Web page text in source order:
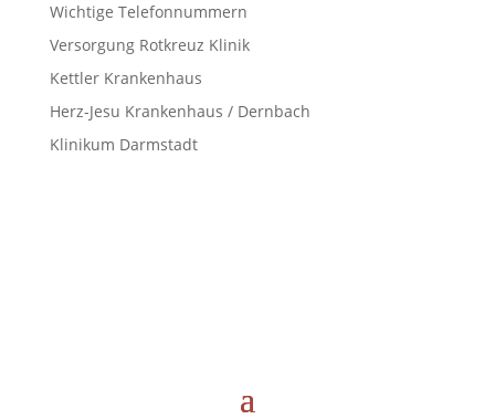
Wichtige Telefonnummern
Versorgung Rotkreuz Klinik
Kettler Krankenhaus
Herz-Jesu Krankenhaus / Dernbach
Klinikum Darmstadt